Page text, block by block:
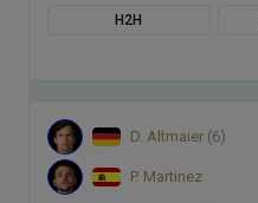
H2H
D. Altmaier (6)
P. Martinez